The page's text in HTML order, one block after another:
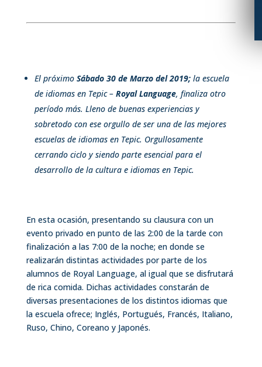
El próximo Sábado 30 de Marzo del 2019; la escuela
de idiomas en Tepic – Royal Language, finaliza otro
período más. Lleno de buenas experiencias y
sobretodo con ese orgullo de ser una de las mejores
escuelas de idiomas en Tepic. Orgullosamente
cerrando ciclo y siendo parte esencial para el
desarrollo de la cultura e idiomas en Tepic.
En esta ocasión, presentando su clausura con un
evento privado en punto de las 2:00 de la tarde con
finalización a las 7:00 de la noche; en donde se
realizarán distintas actividades por parte de los
alumnos de Royal Language, al igual que se disfrutará
de rica comida. Dichas actividades constarán de
diversas presentaciones de los distintos idiomas que
la escuela ofrece; Inglés, Portugués, Francés, Italiano,
Ruso, Chino, Coreano y Japonés.